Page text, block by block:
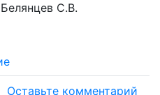
Белянцев С.В.
Оставьте комментарий